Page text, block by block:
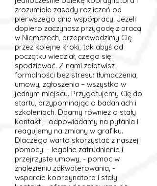
zrozumiałe zasady rozliczeń od
pierwszego dnia współpracy. Jeżeli
dopiero zaczynasz przygodę z pracą
w Niemczech, przeprowadzimy Cię
przez kolejne kroki, tak abyś od
początku wiedział, czego się
spodziewać. Z nami załatwisz
formalności bez stresu: tłumaczenia,
umowy, zgłoszenia – wszystko w
jednym miejscu. Przygotujemy Cię do
startu, przypominając o badaniach i
szkoleniach. Dbamy również o stały
kontakt – odpowiadamy na pytania i
reagujemy na zmiany w grafiku.
Dlaczego warto skorzystać z naszej
pomocy: - legalne zatrudnienie i
przejrzyste umowy, - pomoc w
znalezieniu zakwaterowania, -
wsparcie koordynatora i stały